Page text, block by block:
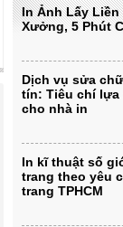
In Ảnh Lấy Liền
Xưởng, 5 Phút
Dịch vụ sửa
tín: Tiêu chí lựa
cho nhà in
In kĩ thuật số
trang theo yêu
trang TPHCM